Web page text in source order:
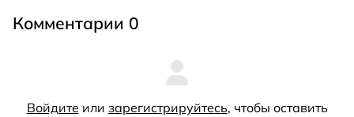
Комментарии 0
Войдите или зарегистрируйтесь, чтобы оставить